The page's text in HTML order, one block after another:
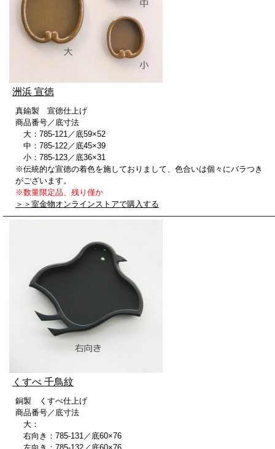
洲浜 宣徳
真鍮製 宣徳仕上げ
商品番号／底寸法
大：785-121／底59×52
中：785-122／底45×39
小：785-123／底36×31
※伝統的な宣徳の着色を施しておりまして、色合いは個々にバラつき
がございます。
※数量限定品、残り僅か
＞＞室金物オンラインストアで購入する
くすべ 千鳥紋
銅製 くすべ仕上げ
商品番号／底寸法
大：
右向き：785-131／底60×76